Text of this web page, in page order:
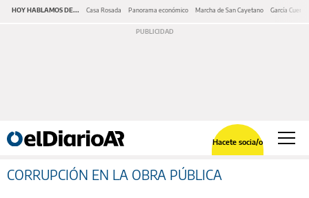
HOY HABLAMOS DE... Casa Rosada Panorama económico Marcha de San Cayetano García Cuerva
Hacete socia/o
CORRUPCIÓN EN LA OBRA PÚBLICA